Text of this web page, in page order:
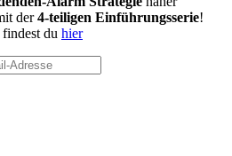
der4-teiligen Einführungsserie!
du hier